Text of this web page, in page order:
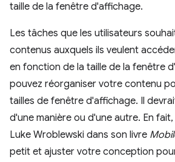
taille de la fenêtre d'affichage.
Les tâches que les utilisateurs
contenus auxquels ils veulent
en fonction de la taille de la fenêtre
pouvez réorganiser votre contenu
tailles de fenêtre d'affichage. Il
d'une manière ou d'une autre. En
Luke Wroblewski dans son livre
petit et ajuster votre conception